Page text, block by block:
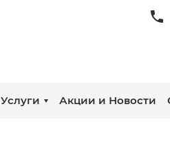
Услуги Акции и Новости